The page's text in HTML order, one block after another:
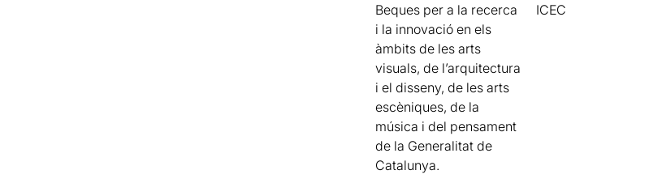
Beques per a la recerca
i la innovació en els
àmbits de les arts
visuals, de l’arquitectura
i el disseny, de les arts
escèniques, de la
música i del pensament
de la Generalitat de
Catalunya.
ICEC